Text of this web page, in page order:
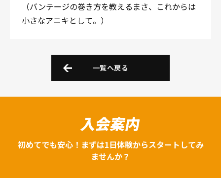
（バンテージの巻き方を教えるまさ、これからは
小さなアニキとして。）
一覧へ戻る
入会案内
初めてでも安心！まずは1日体験からスタートしてみ
ませんか？